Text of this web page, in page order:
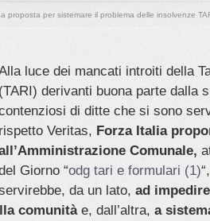
proposta per sistemare il problema delle insolvenze
luce dei mancati introiti della
(TARI) derivanti buona parte dalla
di ditte che si sono
rispetto Veritas, Forza Italia
Comunale,
Giorno “odg tari e formulari (1)
da un lato, ad
comunitàe, dall’altra, a